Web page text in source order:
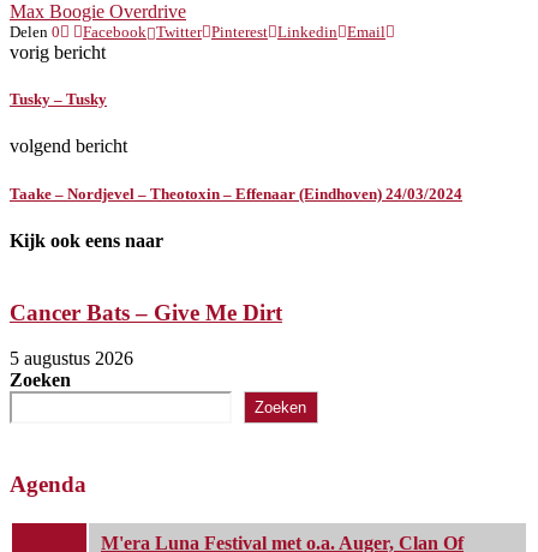
Max Boogie Overdrive
Delen 0 Facebook Twitter Pinterest Linkedin Email
vorig bericht
Tusky – Tusky
volgend bericht
Taake – Nordjevel – Theotoxin – Effenaar (Eindhoven) 24/03/2024
Kijk ook eens naar
Cancer Bats – Give Me Dirt
5 augustus 2026
Zoeken
Zoeken
Agenda
M'era Luna Festival met o.a. Auger, Clan Of